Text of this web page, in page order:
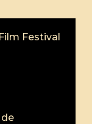
Festival
de